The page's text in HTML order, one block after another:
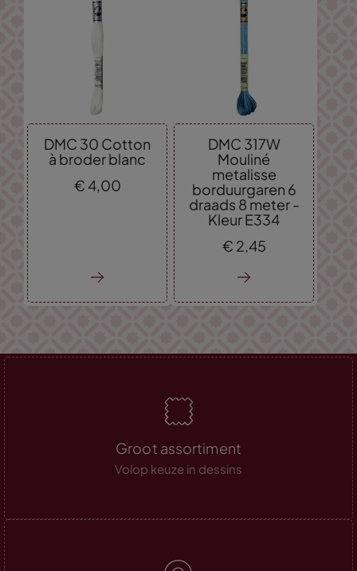
DMC 30 Cotton
à broder blanc
€ 4, 00
DMC 317W
Mouliné
metalisse
borduurgaren 6
draads 8 meter -
Kleur E334
€ 2, 45
Groot assortiment
Volop keuze in dessins